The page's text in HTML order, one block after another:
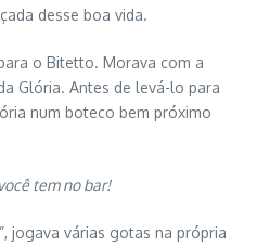
desse boa vida.
o Bitetto. Morava com a
Glória. Antes de levá-lo para
num boteco bem próximo
tem no bar!
jogava várias gotas na própria